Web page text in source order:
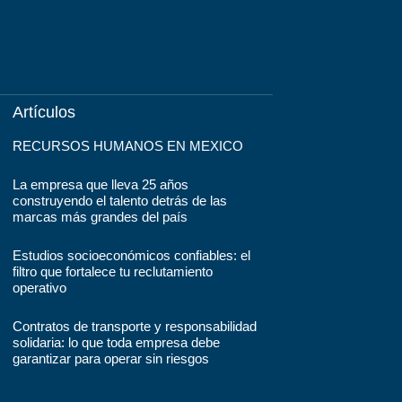
Artículos
RECURSOS HUMANOS EN MEXICO
La empresa que lleva 25 años
construyendo el talento detrás de las
marcas más grandes del país
Estudios socioeconómicos confiables: el
filtro que fortalece tu reclutamiento
operativo
Contratos de transporte y responsabilidad
solidaria: lo que toda empresa debe
garantizar para operar sin riesgos